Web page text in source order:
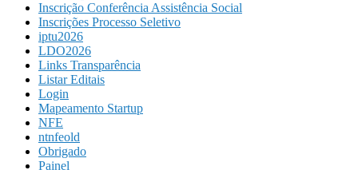
Inscrição Conferência Assistência Social
Inscrições Processo Seletivo
iptu2026
LDO2026
Links Transparência
Listar Editais
Login
Mapeamento Startup
NFE
ntnfeold
Obrigado
Painel